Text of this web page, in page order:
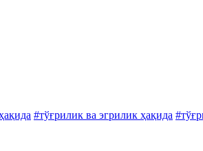
#тўғрилик ва эгрилик ҳақида